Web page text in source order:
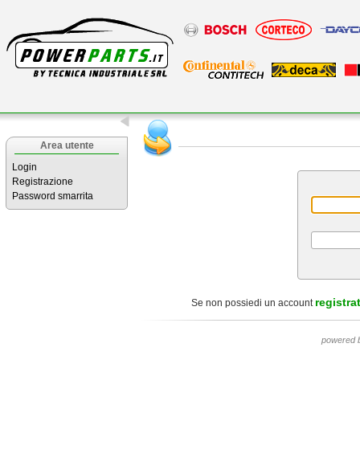
Area utente
Login
Registrazione
Password smarrita
Se non possiedi un account
powered